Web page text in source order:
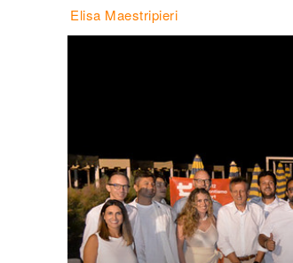
Elisa Maestripieri